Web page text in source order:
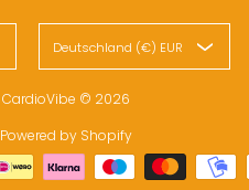
Deutschland (€) EUR
CardioVibe © 2026
Powered by Shopify